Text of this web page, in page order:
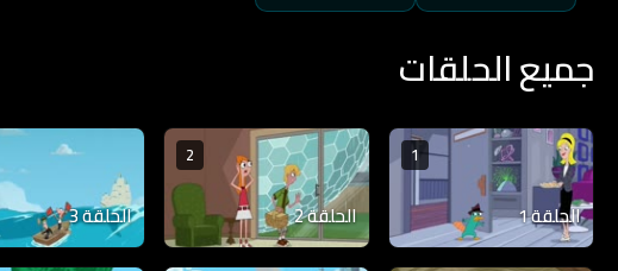
جميع الحلقات
1
الحلقة 1
2
الحلقة 2 الحلقة 3